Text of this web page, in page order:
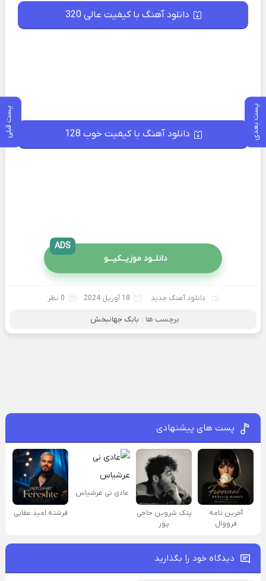
پست بعدی پست قبلی
دانلود آهنگ با کیفیت عالی 320
دانلود آهنگ با کیفیت خوب 128
دانلــود موزیــکیـــو
ADS
دانلود آهنگ جدید 18 آوریل 2024 0 نظر
برچسب ها : بابک جهانبخش
پست های پیشنهادی
آخرین نامه
فرووال
پتک شروین حاجی
پور
عادی نی عرشیاس
فرشته امید عقابی
دیدگاه خود را بگذارید